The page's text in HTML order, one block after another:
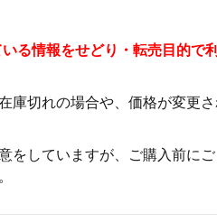
る情報をせどり・転売目的で
庫切れの場合や、価格が変更
をしていますが、ご購入前に